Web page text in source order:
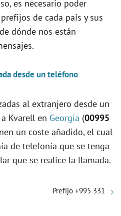
es necesario poder
de cada país y sus
dónde nos están
desde un teléfono
al extranjero desde un
Kvarell en Georgia (00995
un coste añadido, el cual
de telefonía que se tenga
que se realice la llamada.
Prefijo +995 331